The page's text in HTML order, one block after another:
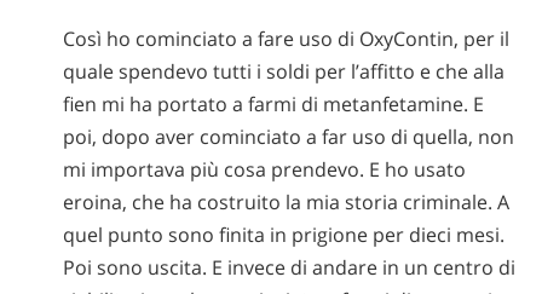
Così ho cominciato a fare uso di OxyContin, per il
quale spendevo tutti i soldi per l’affitto e che alla
fien mi ha portato a farmi di metanfetamine. E
poi, dopo aver cominciato a far uso di quella, non
mi importava più cosa prendevo. E ho usato
eroina, che ha costruito la mia storia criminale. A
quel punto sono finita in prigione per dieci mesi.
Poi sono uscita. E invece di andare in un centro di